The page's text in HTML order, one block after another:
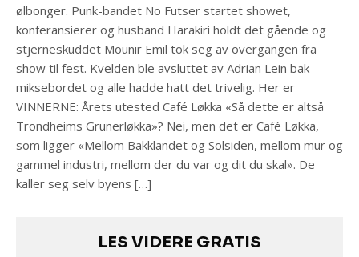
ølbonger. Punk-bandet No Futser startet showet,
konferansierer og husband Harakiri holdt det gående og
stjerneskuddet Mounir Emil tok seg av overgangen fra
show til fest. Kvelden ble avsluttet av Adrian Lein bak
miksebordet og alle hadde hatt det trivelig. Her er
VINNERNE: Årets utested Café Løkka «Så dette er altså
Trondheims Grunerløkka»? Nei, men det er Café Løkka,
som ligger «Mellom Bakklandet og Solsiden, mellom mur og
gammel industri, mellom der du var og dit du skal». De
kaller seg selv byens […]
LES VIDERE GRATIS